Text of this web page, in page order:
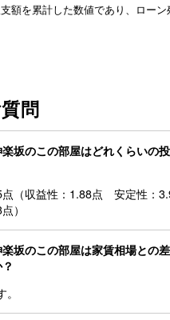
額を累計した数値であり、ロー
問
坂のこの部屋はどれくらいの
点（収益性：1.88点 安定性：
）
坂のこの部屋は家賃相場との